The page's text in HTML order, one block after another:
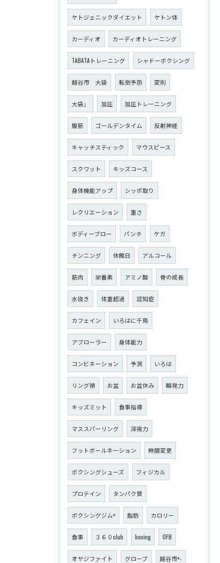
ケトジェニックダイエット ケトン体
カーディオ カーディオトレーニング
TABATAトレーニング シャドーボクシング
越谷市 大袋 転倒予防 変則
大袋」 加圧 加圧トレーニング
腹筋 ゴールデンタイム 反射神経
キャッチスティック マウスピース
スクワット キッズコース
身体機能アップ シッポ取り
レクリエーション 重さ
ボディーブロー パンチ ケガ
チンニング 休館日 アルコール
筋肉 栄養素 アミノ酸 骨の成長
水抜き 体重超過 認知症
カフェイン いろはに千鳥
アブローラー 身体能力
コンビネーション 予測 いろは
リング禍 お盆 お盆休み 瞬発力
キッズミット 食事指導
マススパーリング 深視力
フットボールネーション 時間変更
ボクシングシューズ フィジカル
プロテイン タンパク質
ボクシングジム+ 脂肪 カロリー
食事 ３６０club boxing OFB
オヤジファイト グローブ 越谷市+-